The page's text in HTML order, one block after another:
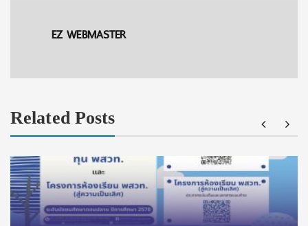
EZ WEBMASTER
Related Posts